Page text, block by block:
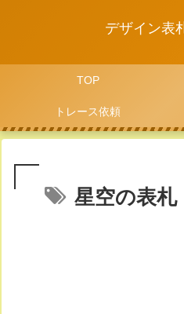
デザイン表
TOP
トレース依頼
星空の表札